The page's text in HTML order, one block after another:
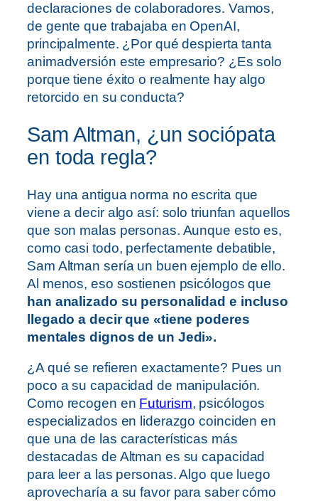
declaraciones de colaboradores. Vamos,
de gente que trabajaba en OpenAI,
principalmente. ¿Por qué despierta tanta
animadversión este empresario? ¿Es solo
porque tiene éxito o realmente hay algo
retorcido en su conducta?
Sam Altman, ¿un sociópata
en toda regla?
Hay una antigua norma no escrita que
viene a decir algo así: solo triunfan aquellos
que son malas personas. Aunque esto es,
como casi todo, perfectamente debatible,
Sam Altman sería un buen ejemplo de ello.
Al menos, eso sostienen psicólogos que
han analizado su personalidad e incluso
llegado a decir que «tiene poderes
mentales dignos de un Jedi».
¿A qué se refieren exactamente? Pues un
poco a su capacidad de manipulación.
Como recogen en Futurism, psicólogos
especializados en liderazgo coinciden en
que una de las características más
destacadas de Altman es su capacidad
para leer a las personas. Algo que luego
aprovecharía a su favor para saber cómo